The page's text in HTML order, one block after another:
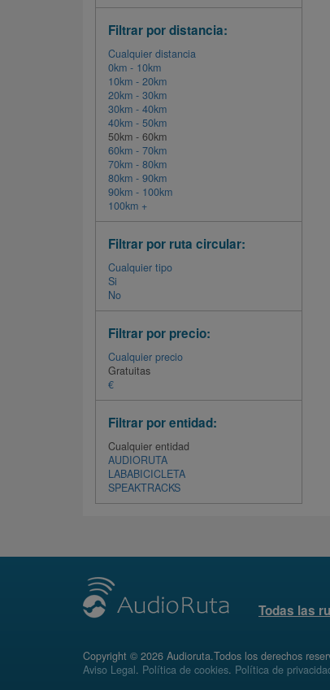
Filtrar por distancia:
Cualquier distancia
0km - 10km
10km - 20km
20km - 30km
30km - 40km
40km - 50km
50km - 60km
60km - 70km
70km - 80km
80km - 90km
90km - 100km
100km +
Filtrar por ruta circular:
Cualquier tipo
Si
No
Filtrar por precio:
Cualquier precio
Gratuitas
€
Filtrar por entidad:
Cualquier entidad
AUDIORUTA
LABABICICLETA
SPEAKTRACKS
Todas las
Copyright © 2026 Audioruta.Todos los derechos
Aviso Legal. Política de cookies. Política de